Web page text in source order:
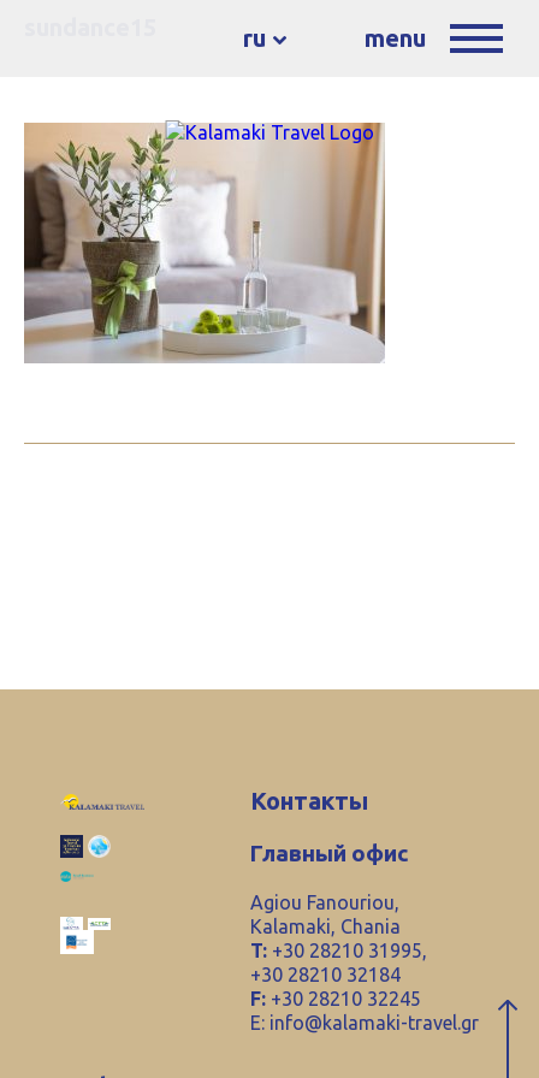
ru menu
Контакты
Главный офис
Agiou Fanouriou,
Kalamaki, Chania
T: +30 28210 31995,
+30 28210 32184
F: +30 28210 32245
E: info@kalamaki-travel.gr